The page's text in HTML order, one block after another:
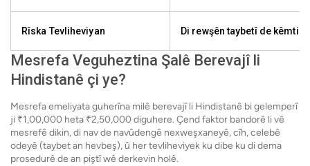
Rîska Tevliheviyan Di rewşên taybetî de kêmtir
Mesrefa Veguheztina Şalê Berevajî li
Hindistanê çi ye?
Mesrefa emeliyata guherîna milê berevajî li Hindistanê bi gelemperî
ji ₹1,00,000 heta ₹2,50,000 diguhere. Çend faktor bandorê li vê
mesrefê dikin, di nav de navûdengê nexweşxaneyê, cîh, celebê
odeyê (taybet an hevbeş), û her tevliheviyek ku dibe ku di dema
prosedurê de an piştî wê derkevin holê.